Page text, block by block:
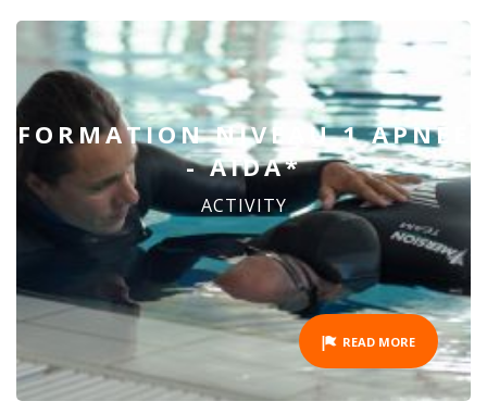
FORMATION NIVEAU 1 APNÉE
- AIDA*
ACTIVITY
READ MORE